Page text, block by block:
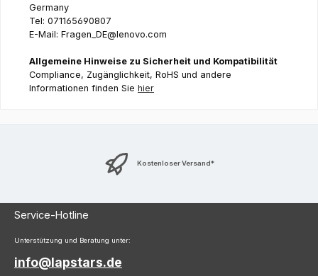
Germany
Tel: 071165690807
E-Mail: Fragen_DE@lenovo.com
Allgemeine Hinweise zu Sicherheit und Kompatibilität
Compliance, Zugänglichkeit, RoHS und andere
Informationen finden Sie hier
Kostenloser Versand*
Service-Hotline
Unterstützung und Beratung unter:
info@lapstars.de